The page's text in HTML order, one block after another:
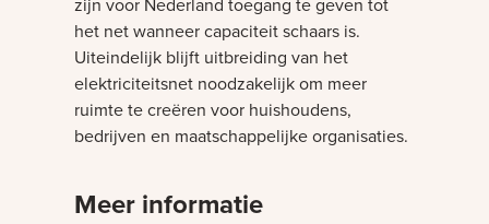
zijn voor Nederland toegang te geven tot
het net wanneer capaciteit schaars is.
Uiteindelijk blijft uitbreiding van het
elektriciteitsnet noodzakelijk om meer
ruimte te creëren voor huishoudens,
bedrijven en maatschappelijke organisaties.
Meer informatie